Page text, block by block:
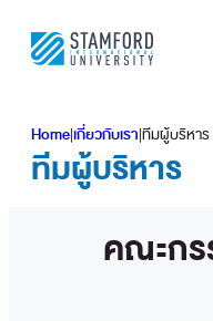
Home|เกี่ยวกับเรา|ทีมผู้บริหาร
ทีมผู้บริหาร
คณะก